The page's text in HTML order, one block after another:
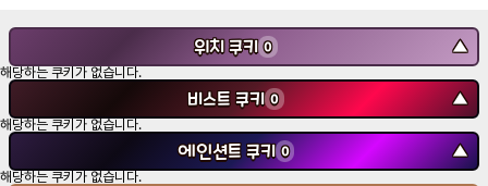
위치 쿠키 0 ▼
해당하는 쿠키가 없습니다.
비스트 쿠키 0 ▼
해당하는 쿠키가 없습니다.
에인션트 쿠키 0 ▼
해당하는 쿠키가 없습니다.